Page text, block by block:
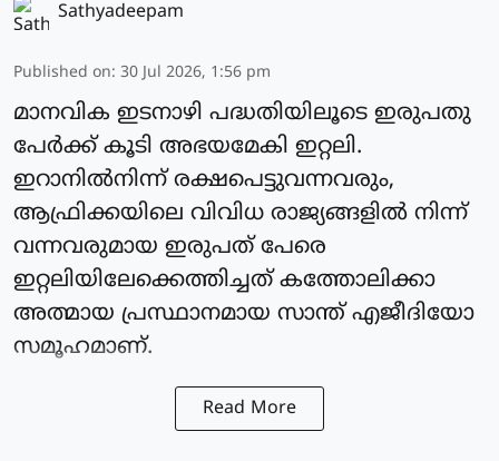
Sathyadeepam
Published on: 30 Jul 2026, 1:56 pm
മാനവിക ഇടനാഴി പദ്ധതിയിലൂടെ ഇരുപതു
പേര്‍ക്ക് കൂടി അഭയമേകി ഇറ്റലി.
ഇറാനില്‍നിന്ന് രക്ഷപെട്ടുവന്നവരും,
ആഫ്രിക്കയിലെ വിവിധ രാജ്യങ്ങളില്‍ നിന്ന്
വന്നവരുമായ ഇരുപത് പേരെ
ഇറ്റലിയിലേക്കെത്തിച്ചത് കത്തോലിക്കാ
അത്മായ പ്രസ്ഥാനമായ സാന്ത് എജീദിയോ
സമൂഹമാണ്.
Read More